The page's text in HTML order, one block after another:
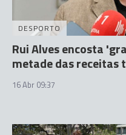
DESPORTO
Rui Alves encosta
metade das receitas
16 Abr 09:37